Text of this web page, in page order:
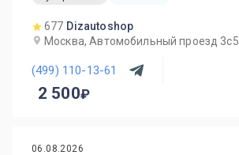
677 Dizautoshop
Москва, Автомобильный проезд 3с5
(499) 110-13-61
2 500
06.08.2026